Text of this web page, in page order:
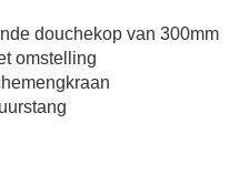
douchekop van 300mm
omstelling